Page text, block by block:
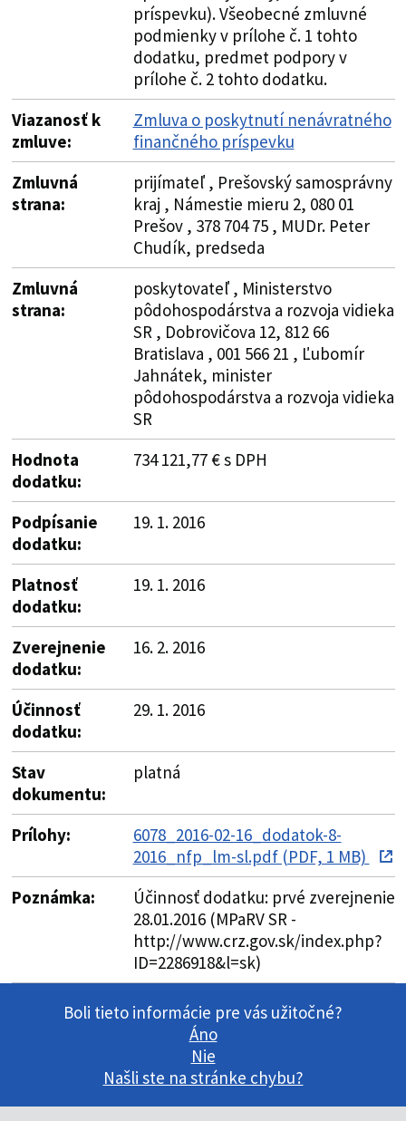
príspevku). Všeobecné zmluvné
podmienky v prílohe č. 1 tohto
dodatku, predmet podpory v
prílohe č. 2 tohto dodatku.
Viazanosť k
zmluve:
Zmluva o poskytnutí nenávratného
finančného príspevku
Zmluvná
strana:
prijímateľ , Prešovský samosprávny
kraj , Námestie mieru 2, 080 01
Prešov , 378 704 75 , MUDr. Peter
Chudík, predseda
Zmluvná
strana:
poskytovateľ , Ministerstvo
pôdohospodárstva a rozvoja vidieka
SR , Dobrovičova 12, 812 66
Bratislava , 001 566 21 , Ľubomír
Jahnátek, minister
pôdohospodárstva a rozvoja vidieka
SR
Hodnota
dodatku:
734 121,77 € s DPH
Podpísanie
dodatku:
19. 1. 2016
Platnosť
dodatku:
19. 1. 2016
Zverejnenie
dodatku:
16. 2. 2016
Účinnosť
dodatku:
29. 1. 2016
Stav
dokumentu:
platná
Prílohy:
6078_2016-02-16_dodatok-8-
2016_nfp_lm-sl.pdf (PDF, 1 MB)
Poznámka:
Účinnosť dodatku: prvé zverejnenie
28.01.2016 (MPaRV SR -
http://www.crz.gov.sk/index.php?
ID=2286918&l=sk)
Boli tieto informácie pre vás užitočné?
Áno
Nie
Našli ste na stránke chybu?